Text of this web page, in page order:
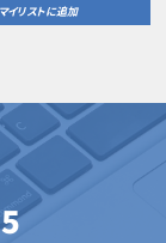
マイリストに追加